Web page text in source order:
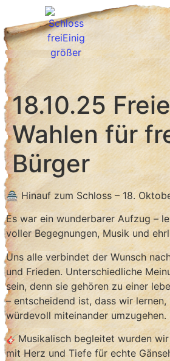
18.10.25 Freie
Wahlen für
Bürger
🏯 Hinauf zum Schloss – 18.
Es war ein wunderbarer Aufzug –
voller Begegnungen, Musik und
Uns alle verbindet der Wunsch
und Frieden. Unterschiedliche
sein, denn sie gehören zu einer
– entscheidend ist, dass wir
würdevoll miteinander umzugehen.
🎸Musikalisch begleitet wurden
mit Herz und Tiefe für echte